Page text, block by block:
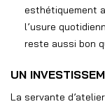
esthétiquement
l’usure
reste aussi bon
UN
La servante